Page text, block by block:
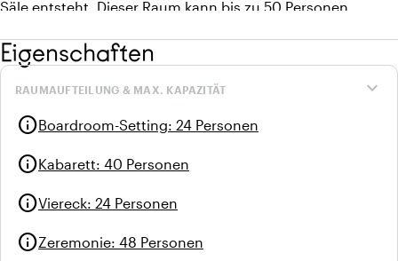
Säle entsteht. Dieser Raum kann bis zu 50 Personen
Eigenschaften
expand_more
RAUMAUFTEILUNG & MAX. KAPAZITÄT
infoBoardroom-Setting: 24 Personen
infoKabarett: 40 Personen
infoViereck: 24 Personen
infoZeremonie: 48 Personen